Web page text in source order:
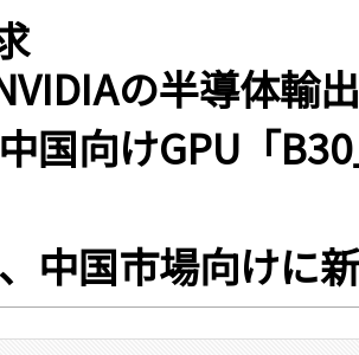
の半導体輸
国向けGPU「
中国市場向けに